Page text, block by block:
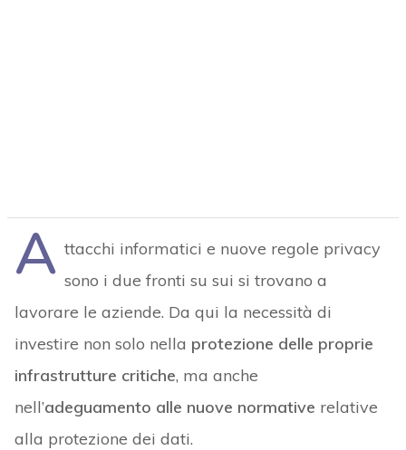
A ttacchi informatici e nuove regole privacy
sono i due fronti su sui si trovano a
lavorare le aziende. Da qui la necessità di
investire non solo nella protezione delle proprie
infrastrutture critiche, ma anche
nell’adeguamento alle nuove normative relative
alla protezione dei dati.